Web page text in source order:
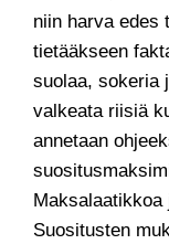
niin harva edes
tietääkseen
suolaa, sokeria
valkeata riisiä
annetaan
Suositusten